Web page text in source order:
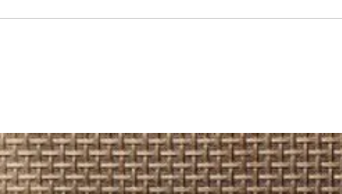
REGIONAL: Servicios médicos de
MARÍA